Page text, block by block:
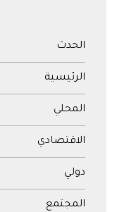
الحدث
الرئيسية
المحلي
الاقتصادي
دولي
المجتمع